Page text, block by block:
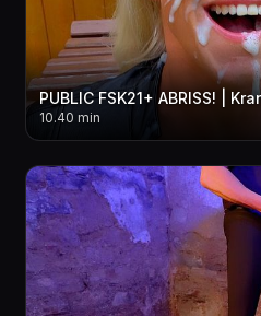
10.40 min